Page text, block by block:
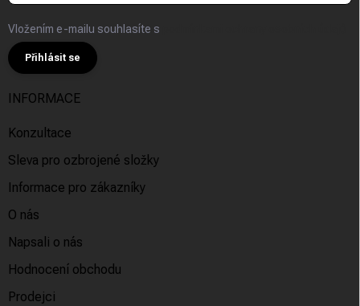
Vložením e-mailu souhlasíte s
Přihlásit se
INFORMACE
Konzultace
Sleva pro ozbrojené složky
Informace pro zákazníky
O nás
Napsali o nás
Hodnocení obchodu
Prodejci